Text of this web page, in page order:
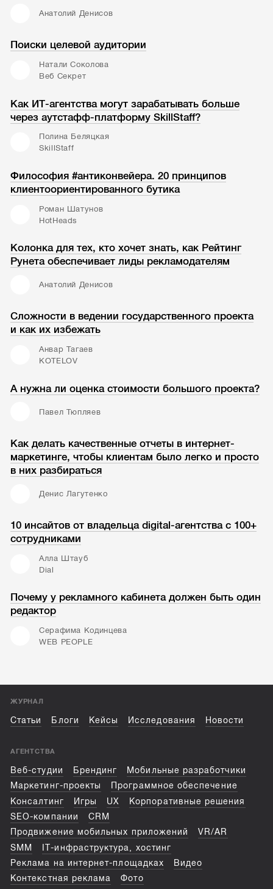
Анатолий Денисов
Поиски целевой аудитории
Натали Соколова
Веб Секрет
Как ИТ-агентства могут зарабатывать больше
через аутстафф-платформу SkillStaff?
Полина Беляцкая
SkillStaff
Философия #антиконвейера. 20 принципов
клиентоориентированного бутика
Роман Шатунов
HotHeads
Колонка для тех, кто хочет знать, как Рейтинг
Рунета обеспечивает лиды рекламодателям
Анатолий Денисов
Сложности в ведении государственного проекта
и как их избежать
Анвар Тагаев
KOTELOV
А нужна ли оценка стоимости большого проекта?
Павел Тюпляев
Как делать качественные отчеты в интернет-
маркетинге, чтобы клиентам было легко и просто
в них разбираться
Денис Лагутенко
10 инсайтов от владельца digital-агентства с 100+
сотрудниками
Алла Штауб
Dial
Почему у рекламного кабинета должен быть один
редактор
Серафима Кодинцева
WEB PEOPLE
ЖУРНАЛ
Статьи Блоги Кейсы Исследования Новости
АГЕНТСТВА
Веб-студии Брендинг
Мобильные разработчики
Маркетинг-проекты
Программное обеспечение
Консалтинг
Игры UX
Корпоративные решения
SEO-компании
CRM
Продвижение мобильных приложений
VR/AR
SMM
IT-инфраструктура, хостинг
Реклама на интернет-площадках
Видео
Контекстная реклама
Фото